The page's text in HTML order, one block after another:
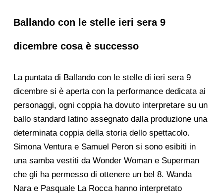
Ballando con le stelle ieri sera 9
dicembre cosa è successo
La puntata di Ballando con le stelle di ieri sera 9
dicembre si è aperta con la performance dedicata ai
personaggi, ogni coppia ha dovuto interpretare su un
ballo standard latino assegnato dalla produzione una
determinata coppia della storia dello spettacolo.
Simona Ventura e Samuel Peron si sono esibiti in
una samba vestiti da Wonder Woman e Superman
che gli ha permesso di ottenere un bel 8. Wanda
Nara e Pasquale La Rocca hanno interpretato